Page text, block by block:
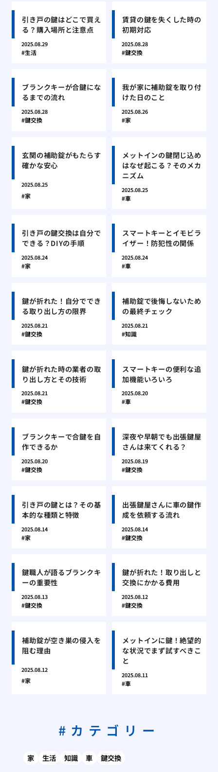
引き戸の鍵はどこで買え
る？購入場所と注意点
2025.08.29
生活
賃貸の鍵を失くした時の
初期対応
2025.08.28
鍵交換
ブランクキーが合鍵にな
るまでの流れ
2025.08.28
鍵交換
我が家に補助錠を取り付
けた日のこと
2025.08.26
家
玄関の補助錠がもたらす
確かな安心
2025.08.25
家
メットインの鍵閉じ込め
はなぜ起こる？そのメカ
ニズム
2025.08.25
車
引き戸の鍵交換は自分で
できる？DIYの手順
2025.08.24
家
スマートキーとイモビラ
イザー！防犯性の関係
2025.08.24
車
鍵が折れた！自分ででき
る取り出し方の限界
2025.08.21
鍵交換
補助錠で後悔しないため
の最終チェック
2025.08.21
知識
鍵が折れた時の業者の取
り出し方とその技術
2025.08.21
鍵交換
スマートキーの便利な追
加機能いろいろ
2025.08.20
車
ブランクキーで合鍵を自
作できるか
2025.08.20
鍵交換
深夜や早朝でも出張鍵屋
さんは来てくれる？
2025.08.19
鍵交換
引き戸の鍵とは？その基
本的な種類と特徴
2025.08.14
家
出張鍵屋さんに車の鍵作
成を依頼する流れ
2025.08.14
鍵交換
鍵職人が語るブランクキ
ーの重要性
2025.08.13
鍵交換
鍵が折れた！取り出しと
交換にかかる費用
2025.08.12
鍵交換
補助錠が空き巣の侵入を
阻む理由
2025.08.12
家
メットインに鍵！絶望的
な状況でまず試すべきこ
と
2025.08.11
車
カテゴリー
家 生活 知識 車 鍵交換